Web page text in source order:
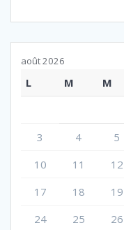
sein
des
articles
août 2026
L M M
3
4 5
10
11 12
17
18 19
24
25 26